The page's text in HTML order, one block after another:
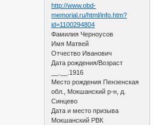
http://www.obd-
memorial.ru/html/info.htm?
id=1100294804
Фамилия Черноусов
Имя Матвей
Отчество Иванович
Дата рождения/Возраст
__.__.1916
Место рождения Пензенская
обл., Мокшанский р-н, д.
Синцево
Дата и место призыва
Мокшанский РВК